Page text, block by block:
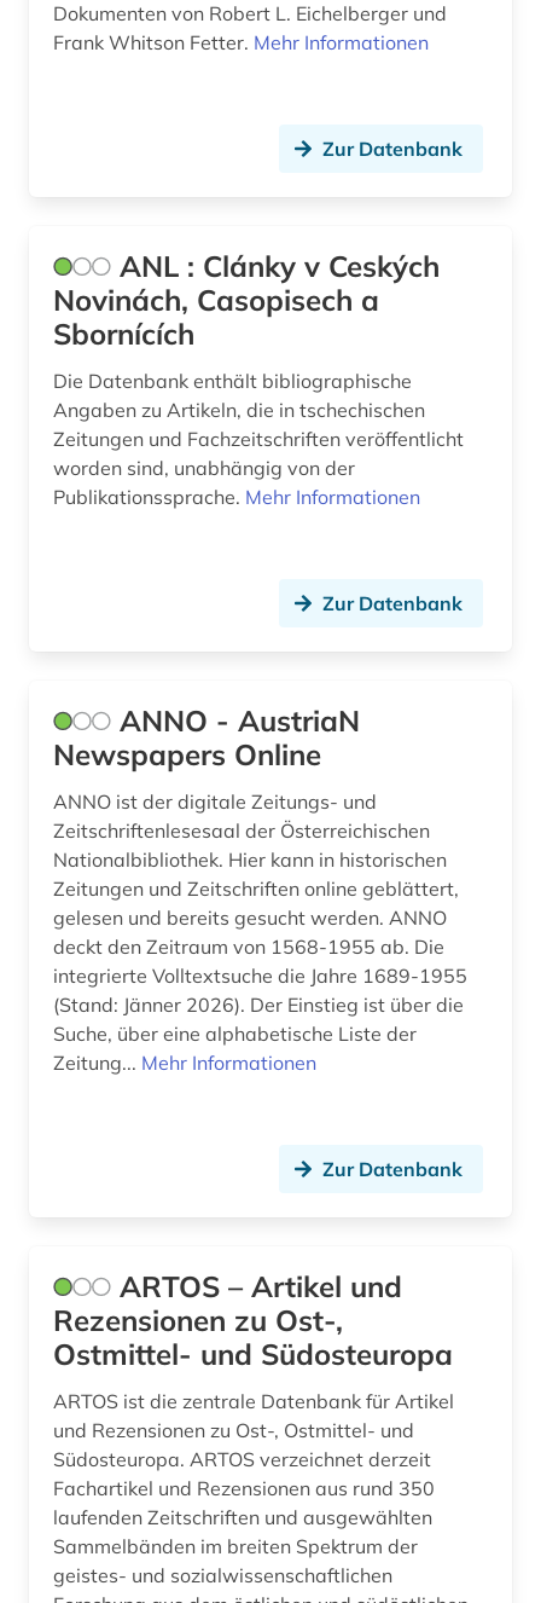
geschichte 2000- (1)
griechisch (3)
gumilev (1)
gus (2)
handbuch (1)
handschrift (2)
italianistik (5)
italienisch (5)
jahrbuch (2)
jahresbericht (1)
japanisch (2)
jiddisch (3)
juden (1)
judäo-georgisch (1)
jüdisch-arabisch (1)
kaiserreich (1)
kapnist (1)
karte (1)
kasachstan (1)
katalog (8)
kinderliteratur (1)
Dokumenten von Robert L. Eichelberger und
Frank Whitson Fetter. Mehr Informationen
Zur Datenbank
ANL : Clánky v Ceských
Novinách, Casopisech a
Sbornících
Die Datenbank enthält bibliographische
Angaben zu Artikeln, die in tschechischen
Zeitungen und Fachzeitschriften veröffentlicht
worden sind, unabhängig von der
Publikationssprache. Mehr Informationen
Zur Datenbank
ANNO - AustriaN
Newspapers Online
ANNO ist der digitale Zeitungs- und
Zeitschriftenlesesaal der Österreichischen
Nationalbibliothek. Hier kann in historischen
Zeitungen und Zeitschriften online geblättert,
gelesen und bereits gesucht werden. ANNO
deckt den Zeitraum von 1568-1955 ab. Die
integrierte Volltextsuche die Jahre 1689-1955
(Stand: Jänner 2026). Der Einstieg ist über die
Suche, über eine alphabetische Liste der
Zeitung... Mehr Informationen
Zur Datenbank
ARTOS – Artikel und
Rezensionen zu Ost-,
Ostmittel- und Südosteuropa
ARTOS ist die zentrale Datenbank für Artikel
und Rezensionen zu Ost-, Ostmittel- und
Südosteuropa. ARTOS verzeichnet derzeit
Fachartikel und Rezensionen aus rund 350
laufenden Zeitschriften und ausgewählten
Sammelbänden im breiten Spektrum der
geistes- und sozialwissenschaftlichen